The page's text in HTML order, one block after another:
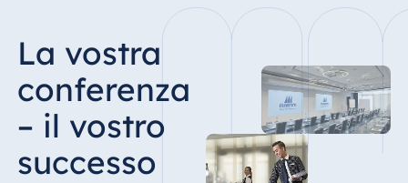
Strand
TitiseeHotel
Titisee-Neustadt
Strandhotel
Travemünde
Hotel Ulm
La vostra
conferenza
– il vostro
successo